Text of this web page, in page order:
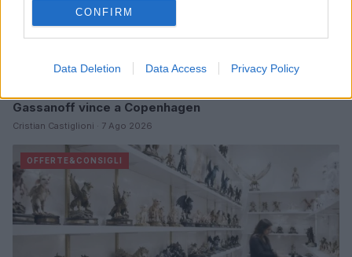
CONFIRM
Data Deletion Data Access Privacy Policy
Gassanoff vince a Copenhagen
Cristian Castiglioni · 7 Ago 2026
OFFERTE&CONSIGLI